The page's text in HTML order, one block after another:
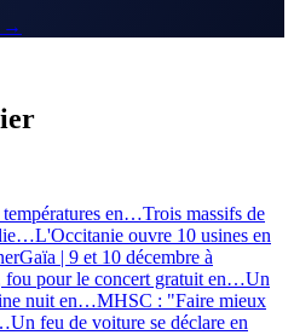
→
températures en…Trois massifs de
L'Occitanie ouvre 10 usines en
| 9 et 10 décembre à
fou pour le concert gratuit en…Un
nuit en…MHSC : "Faire mieux
Un feu de voiture se déclare en